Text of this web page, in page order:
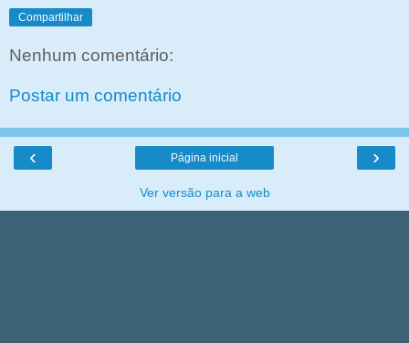
Compartilhar
Nenhum comentário:
Postar um comentário
‹ ›
Página inicial
Ver versão para a web